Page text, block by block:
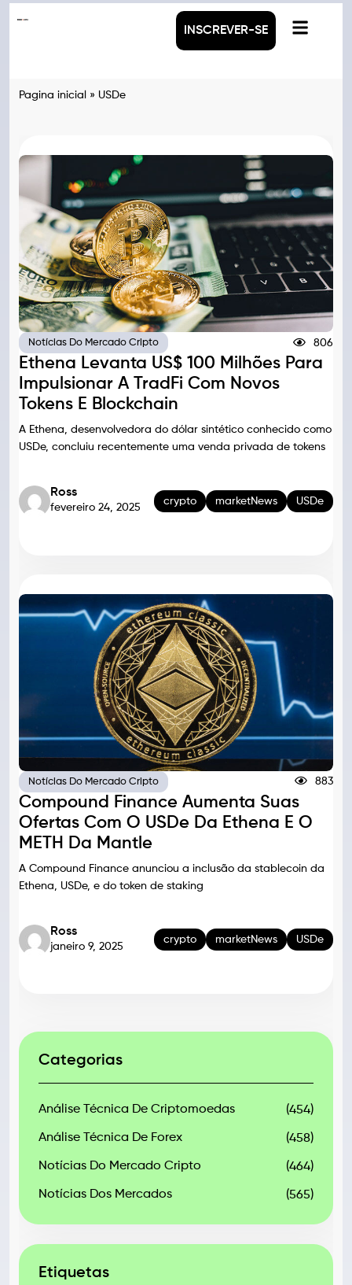
INSCREVER-SE
Pagina inicial » USDe
Notícias Do Mercado Cripto 806
Ethena Levanta US$ 100 Milhões Para
Impulsionar A TradFi Com Novos
Tokens E Blockchain
A Ethena, desenvolvedora do dólar sintético conhecido como
USDe, concluiu recentemente uma venda privada de tokens
Ross
fevereiro 24, 2025
crypto marketNews USDe
Notícias Do Mercado Cripto 883
Compound Finance Aumenta Suas
Ofertas Com O USDe Da Ethena E O
METH Da Mantle
A Compound Finance anunciou a inclusão da stablecoin da
Ethena, USDe, e do token de staking
Ross
janeiro 9, 2025
crypto marketNews USDe
Categorias
Análise Técnica De Criptomoedas (454)
Análise Técnica De Forex (458)
Notícias Do Mercado Cripto (464)
Notícias Dos Mercados (565)
Etiquetas